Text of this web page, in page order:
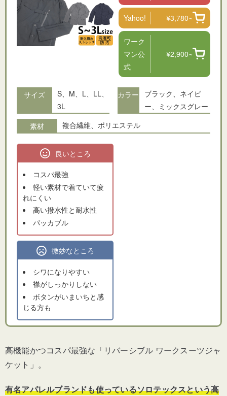
Yahoo! ¥3,780~
ワーク
マン公
式
¥2,900~
サイズ
S、M、L、LL、
3L
カラー
ブラック、ネイビ
ー、ミックスグレー
素材
複合繊維、ポリエステル
良いところ
コスパ最強
軽い素材で着ていて疲
れにくい
高い撥水性と耐水性
パッカブル
微妙なところ
シワになりやすい
襟がしっかりしない
ボタンがいまいちと感
じる方も
高機能かつコスパ最強な「リバーシブル ワークスーツジャ
ケット」。
有名アパレルブランドも使っているソロテックスという高